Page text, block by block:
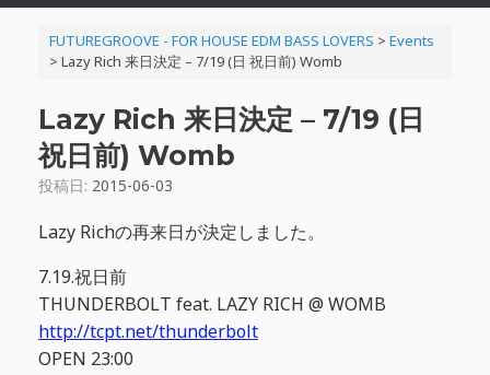
FUTUREGROOVE - FOR HOUSE EDM BASS LOVERS > Events
> Lazy Rich 来日決定 – 7/19 (日 祝日前) Womb
Lazy Rich 来日決定 – 7/19 (日
祝日前) Womb
投稿日: 2015-06-03
Lazy Richの再来日が決定しました。
7.19.祝日前
THUNDERBOLT feat. LAZY RICH @ WOMB
http://tcpt.net/thunderbolt
OPEN 23:00